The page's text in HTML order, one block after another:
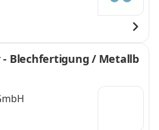
Blechfertigung / Metallb